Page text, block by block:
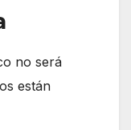
no será
están